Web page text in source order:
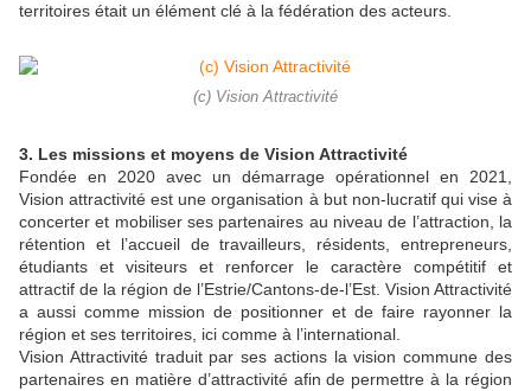
territoires était un élément clé à la fédération des acteurs.
(c) Vision Attractivité
3. Les missions et moyens de Vision Attractivité
Fondée en 2020 avec un démarrage opérationnel en 2021,
Vision attractivité est une organisation à but non-lucratif qui vise à
concerter et mobiliser ses partenaires au niveau de l’attraction, la
rétention et l’accueil de travailleurs, résidents, entrepreneurs,
étudiants et visiteurs et renforcer le caractère compétitif et
attractif de la région de l’Estrie/Cantons-de-l’Est. Vision Attractivité
a aussi comme mission de positionner et de faire rayonner la
région et ses territoires, ici comme à l’international.
Vision Attractivité traduit par ses actions la vision commune des
partenaires en matière d’attractivité afin de permettre à la région